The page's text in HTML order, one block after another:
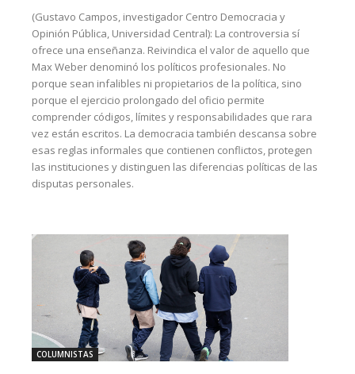
(Gustavo Campos, investigador Centro Democracia y
Opinión Pública, Universidad Central): La controversia sí
ofrece una enseñanza. Reivindica el valor de aquello que
Max Weber denominó los políticos profesionales. No
porque sean infalibles ni propietarios de la política, sino
porque el ejercicio prolongado del oficio permite
comprender códigos, límites y responsabilidades que rara
vez están escritos. La democracia también descansa sobre
esas reglas informales que contienen conflictos, protegen
las instituciones y distinguen las diferencias políticas de las
disputas personales.
COLUMNISTAS